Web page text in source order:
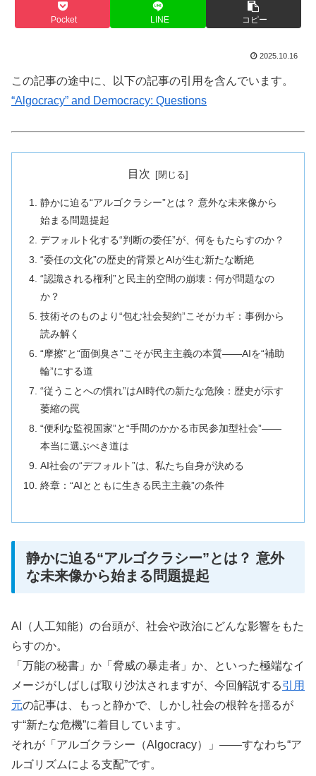
Pocket LINE コピー
2025.10.16
この記事の途中に、以下の記事の引用を含んでいます。
“Algocracy” and Democracy: Questions
目次
静かに迫る“アルゴクラシー”とは？ 意外な未来像から
始まる問題提起
デフォルト化する“判断の委任”が、何をもたらすのか？
“委任の文化”の歴史的背景とAIが生む新たな断絶
“認識される権利”と民主的空間の崩壊：何が問題なの
か？
技術そのものより“包む社会契約”こそがカギ：事例から
読み解く
“摩擦”と“面倒臭さ”こそが民主主義の本質——AIを“補助
輪”にする道
“従うことへの慣れ”はAI時代の新たな危険：歴史が示す
萎縮の罠
“便利な監視国家”と“手間のかかる市民参加型社会”——
本当に選ぶべき道は
AI社会の“デフォルト”は、私たち自身が決める
終章：“AIとともに生きる民主主義”の条件
静かに迫る“アルゴクラシー”とは？ 意外
な未来像から始まる問題提起
AI（人工知能）の台頭が、社会や政治にどんな影響をもた
らすのか。
「万能の秘書」か「脅威の暴走者」か、といった極端なイ
メージがしばしば取り沙汰されますが、今回解説する引用
元の記事は、もっと静かで、しかし社会の根幹を揺るが
す“新たな危機”に着目しています。
それが「アルゴクラシー（Algocracy）」――すなわち“ア
ルゴリズムによる支配”です。